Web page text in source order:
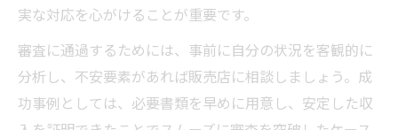
実な対応を心がけることが重要です。
審査に通過するためには、事前に自分の状況を客観的に
分析し、不安要素があれば販売店に相談しましょう。成
功事例としては、必要書類を早めに用意し、安定した収